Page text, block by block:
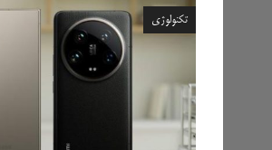
تکنولوژی